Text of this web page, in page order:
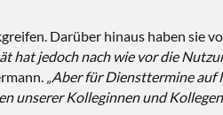
Darüber hinaus haben sie
hat jedoch nach wie vor die
„Aber für Diensttermine auf
unserer Kolleginnen und